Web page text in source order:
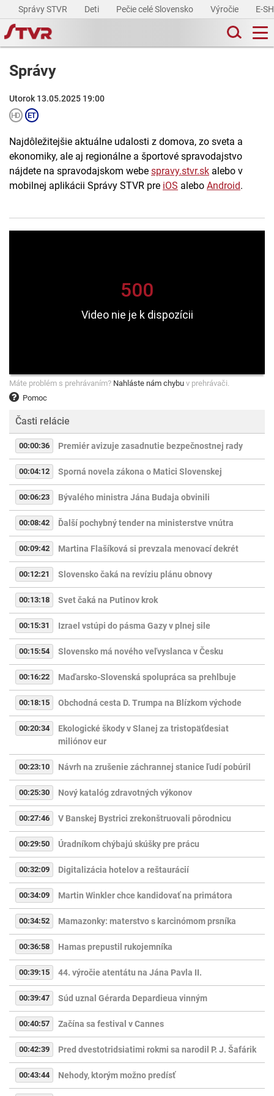
Správy STVR Deti Pečie celé Slovensko Výročie E-
Správy
Utorok 13.05.2025 19:00
Najdôležitejšie aktuálne udalosti z domova, zo sveta a
ekonomiky, ale aj regionálne a športové spravodajstvo
nájdete na spravodajskom webe spravy.stvr.sk alebo v
mobilnej aplikácii Správy STVR pre iOS alebo Android.
Pomoc
Máte problém s prehrávaním? Nahláste nám chybu v prehrávači.
Časti relácie
00:00:36 Premiér avizuje zasadnutie bezpečnostnej rady
00:04:12 Sporná novela zákona o Matici Slovenskej
00:06:23 Bývalého ministra Jána Budaja obvinili
00:08:42 Ďalší pochybný tender na ministerstve vnútra
00:09:42 Martina Flašíková si prevzala menovací dekrét
00:12:21 Slovensko čaká na revíziu plánu obnovy
00:13:18 Svet čaká na Putinov krok
00:15:31 Izrael vstúpi do pásma Gazy v plnej sile
00:15:54 Slovensko má nového veľvyslanca v Česku
00:16:22 Maďarsko-Slovenská spolupráca sa prehlbuje
00:18:15 Obchodná cesta D. Trumpa na Blízkom východe
00:20:34
Ekologické škody v Slanej za tristopäťdesiat
miliónov eur
00:23:10 Návrh na zrušenie záchrannej stanice ľudí pobúril
00:25:30 Nový katalóg zdravotných výkonov
00:27:46 V Banskej Bystrici zrekonštruovali pôrodnicu
00:29:50 Úradníkom chýbajú skúšky pre prácu
00:32:09 Digitalizácia hotelov a reštaurácií
00:34:09 Martin Winkler chce kandidovať na primátora
00:34:52 Mamazonky: materstvo s karcinómom prsníka
00:36:58 Hamas prepustil rukojemníka
00:39:15 44. výročie atentátu na Jána Pavla II.
00:39:47 Súd uznal Gérarda Depardieua vinným
00:40:57 Začína sa festival v Cannes
00:42:39 Pred dvestotridsiatimi rokmi sa narodil P. J. Šafárik
00:43:44 Nehody, ktorým možno predísť